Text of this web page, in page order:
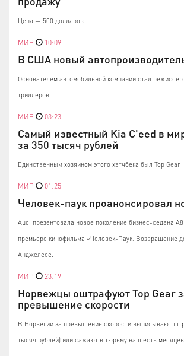
Цена — 500 долларов
МИР 10:09
В США новый
Основателем автомобильной компании стал
триллеров
МИР 03:23
Самый известный Kia C'eed в
за 350 тысяч рублей
Единственным хозяином этого хэтчбека был Top Gear
МИР 01:25
Человек-паук проанонсировал
Audi презентовала новое поколение бизнес-седана
премьере кинофильма «Человек-Паук: Возвращение
Анджелесе.
МИР 23:19
Норвежцы оштрафуют Top Gear
превышение скорости
В Норвегии за превышение скорости выписывают
тысяч рублей) или сажают в тюрьму на шесть месяцев.